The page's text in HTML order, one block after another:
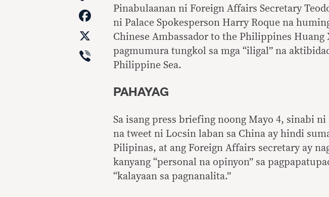
Link
Facebook
Viber
Pinabulaanan ni Foreign Affairs Secretary
ni Palace Spokesperson Harry Roque na
Chinese Ambassador to the Philippines Huang
pagmumura tungkol sa mga “iligal” na
Philippine Sea.
PAHAYAG
Sa isang press briefing noong Mayo 4, sinabi
na tweet ni Locsin laban sa China ay hindi
Pilipinas, at ang Foreign Affairs secretary ay
kanyang “personal na opinyon” sa
“kalayaan sa pagnanalita.”